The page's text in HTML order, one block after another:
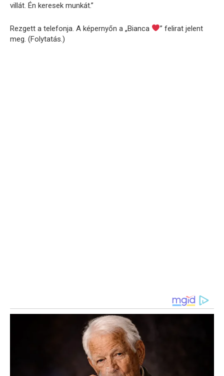
villát. Én keresek munkát.”
Rezgett a telefonja. A képernyőn a „Bianca
” felirat jelent
meg. (Folytatás.)